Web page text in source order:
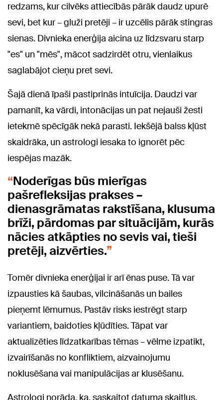
redzams, kur cilvēks attiecībās pārāk daudz upurē
sevi, bet kur – gluži pretēji – ir uzcēlis pārāk stingras
sienas. Divnieka enerģija aicina uz līdzsvaru starp
"es" un "mēs", mācot sadzirdēt otru, vienlaikus
saglabājot cieņu pret sevi.
Šajā dienā īpaši pastiprinās intuīcija. Daudzi var
pamanīt, ka vārdi, intonācijas un pat nejauši žesti
ietekmē spēcīgāk nekā parasti. Iekšējā balss kļūst
skaidrāka, un astrologi iesaka to ignorēt pēc
iespējas mazāk.
Noderīgas būs mierīgas
pašrefleksijas prakses –
dienasgrāmatas rakstīšana, klusuma
brīži, pārdomas par situācijām, kurās
nācies atkāpties no sevis vai, tieši
pretēji, aizvērties.
Tomēr divnieka enerģijai ir arī ēnas puse. Tā var
izpausties kā šaubas, vilcināšanās un bailes
pieņemt lēmumus. Pastāv risks iestrēgt starp
variantiem, baidoties kļūdīties. Tāpat var
aktualizēties līdzatkarības tēmas – vēlme izpatikt,
izvairīšanās no konfliktiem, aizvainojumu
noklusēšana vai manipulācijas ar klusēšanu.